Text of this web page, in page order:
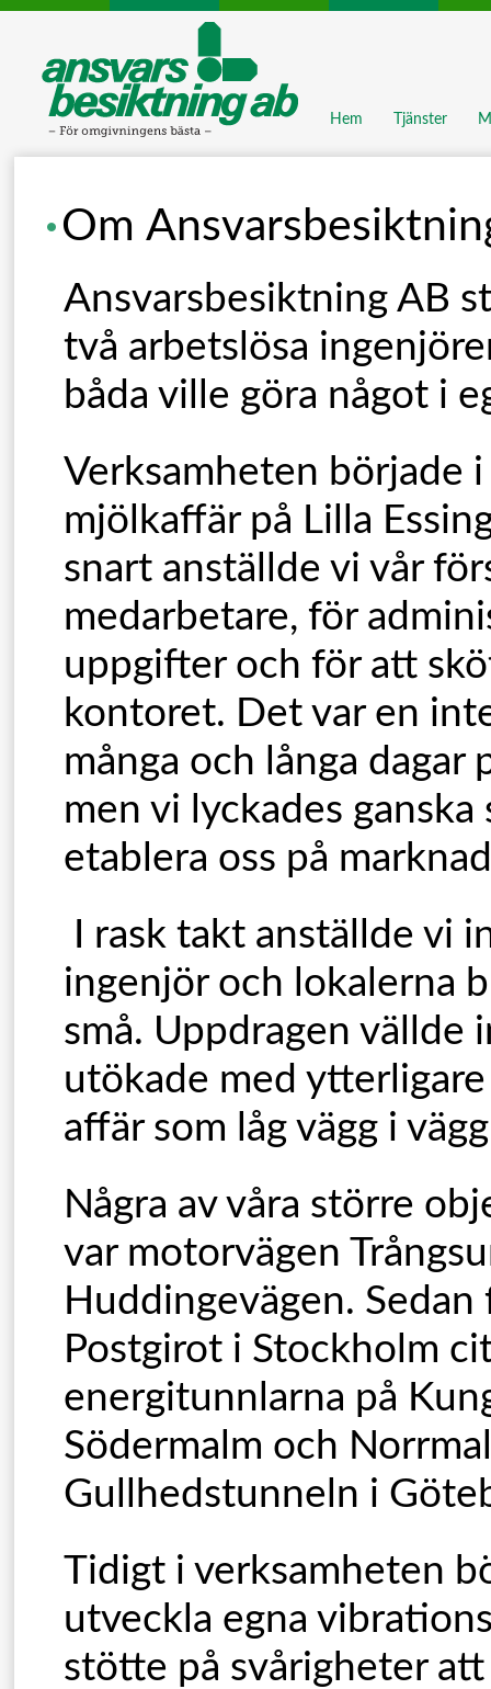
Hem Tjänster
Om
Ansvarsbesiktning AB
två arbetslösa
båda ville göra något i
Verksamheten började
mjölkaffär på Lilla
snart anställde vi vår
medarbetare, för
uppgifter och för att
kontoret. Det var en
många och långa dagar
men vi lyckades ganska
etablera oss på
I rask takt anställde vi
ingenjör och lokalerna
små. Uppdragen vällde
utökade med
affär som låg vägg i
Några av våra större
var motorvägen
Huddingevägen. Sedan
Postgirot i Stockholm
energitunnlarna på
Södermalm och
Gullhedstunneln i
Tidigt i verksamheten
utveckla egna
stötte på svårigheter